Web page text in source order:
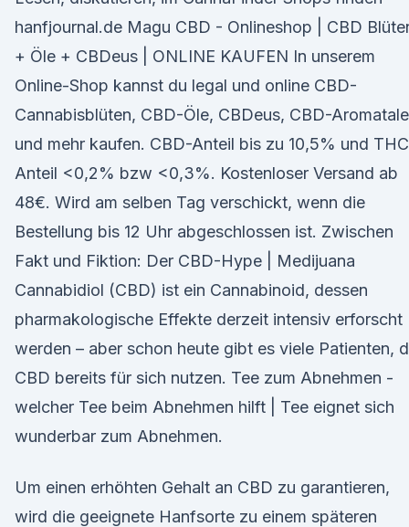
hanfjournal.de Magu CBD - Onlineshop | CBD
+ Öle + CBDeus | ONLINE KAUFEN In unserem
Online-Shop kannst du legal und online CBD-
Cannabisblüten, CBD-Öle, CBDeus, CBD-
und mehr kaufen. CBD-Anteil bis zu 10,5% und
Anteil <0,2% bzw <0,3%. Kostenloser Versand ab
48€. Wird am selben Tag verschickt, wenn die
Bestellung bis 12 Uhr abgeschlossen ist. Zwischen
Fakt und Fiktion: Der CBD-Hype | Medijuana
Cannabidiol (CBD) ist ein Cannabinoid, dessen
pharmakologische Effekte derzeit intensiv erforscht
werden – aber schon heute gibt es viele Patienten,
CBD bereits für sich nutzen. Tee zum Abnehmen -
welcher Tee beim Abnehmen hilft | Tee eignet sich
wunderbar zum Abnehmen.
Um einen erhöhten Gehalt an CBD zu garantieren,
wird die geeignete Hanfsorte zu einem späteren